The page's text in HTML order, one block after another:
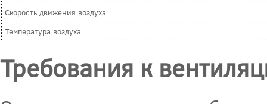
Скорость движения воздуха
Температура воздуха
Требования к